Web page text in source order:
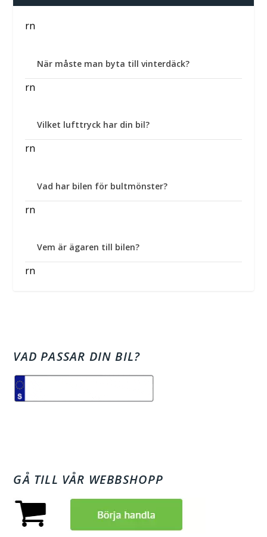
rn
När måste man byta till vinterdäck?
rn
Vilket lufttryck har din bil?
rn
Vad har bilen för bultmönster?
rn
Vem är ägaren till bilen?
rn
VAD PASSAR DIN BIL?
GÅ TILL VÅR WEBBSHOPP